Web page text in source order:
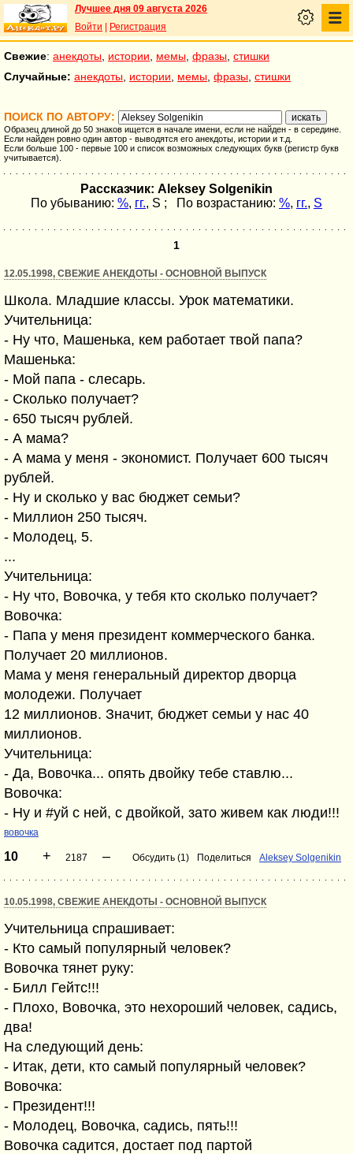
Лучшее дня 09 августа 2026
Войти
Регистрация
Свежие: анекдоты истории мемы фразы стишки
Случайные: анекдоты истории мемы фразы стишки
ПОИСК ПО АВТОРУ:
Образец длиной до 50 знаков ищется в начале имени, если не найден - в середине.
Если найден ровно один автор - выводятся его анекдоты, истории и т.д.
Если больше 100 - первые 100 и список возможных следующих букв (регистр букв
учитывается).
Рассказчик: Aleksey Solgenikin
По убыванию: %, гг., S ; По возрастанию: %, гг., S
1
12.05.1998, СВЕЖИЕ АНЕКДОТЫ - ОСНОВНОЙ ВЫПУСК
Школа. Младшие классы. Урок математики.
Учительница:
- Hу что, Машенька, кем работает твой папа?
Машенька:
- Мой папа - слесарь.
- Сколько получает?
- 650 тысяч рублей.
- А мама?
- А мама у меня - экономист. Получает 600 тысяч
рублей.
- Hу и сколько у вас бюджет семьи?
- Миллион 250 тысяч.
- Молодец, 5.
...
Учительница:
- Hу что, Вовочка, у тебя кто сколько получает?
Вовочка:
- Папа у меня президент коммерческого банка.
Получает 20 миллионов.
Мама у меня генеральный директор дворца
молодежи. Получает
12 миллионов. Значит, бюджет семьи у нас 40
миллионов.
Учительница:
- Да, Вовочка... опять двойку тебе ставлю...
Вовочка:
- Hу и #уй с ней, с двойкой, зато живем как люди!!!
вовочка
10 + 2187 – Обсудить (1) Поделиться Aleksey Solgenikin
10.05.1998, СВЕЖИЕ АНЕКДОТЫ - ОСНОВНОЙ ВЫПУСК
Учительница спрашивает:
- Кто самый популярный человек?
Вовочка тянет руку:
- Билл Гейтс!!!
- Плохо, Вовочка, это нехороший человек, садись,
два!
Hа следующий день:
- Итак, дети, кто самый популярный человек?
Вовочка:
- Президент!!!
- Молодец, Вовочка, садись, пять!!!
Вовочка садится, достает под партой